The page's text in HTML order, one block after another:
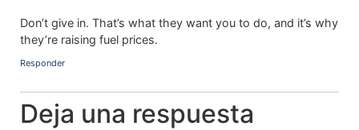
Don’t give in. That’s what they want you to do, and it’s why
they’re raising fuel prices.
Responder
Deja una respuesta